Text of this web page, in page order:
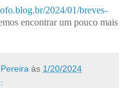
2024/01/breves-
encontrar um pouco mais
às 1/20/2024